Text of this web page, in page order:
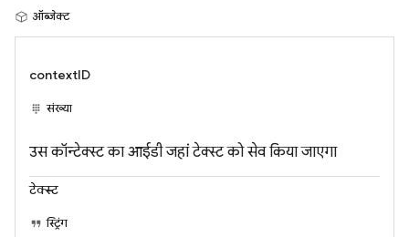
ऑब्जेक्ट
contextID
संख्या
उस कॉन्टेक्स्ट का आईडी जहां टेक्स्ट को सेव किया जाएगा
टेक्स्ट
स्ट्रिंग